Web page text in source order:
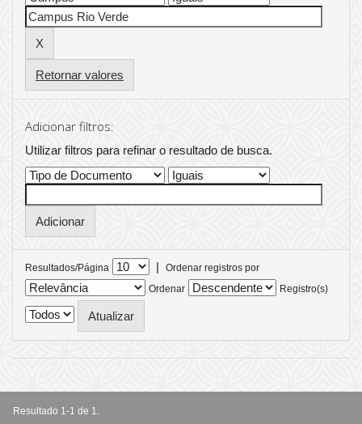
Retornar valores
Adicionar filtros:
Utilizar filtros para refinar o resultado de busca.
Resultados/Página |
Ordenar registros por
Ordenar
Registro(s)
Resultado 1-1 de 1.